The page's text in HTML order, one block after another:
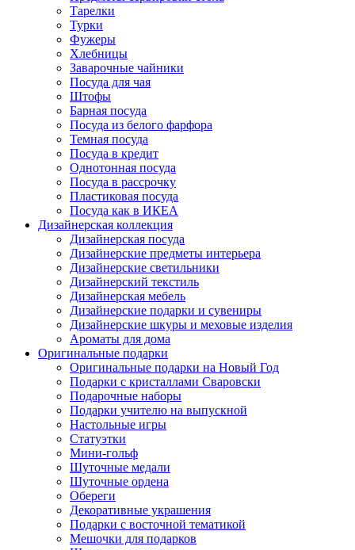
Тарелки
Турки
Фужеры
Хлебницы
Заварочные чайники
Посуда для чая
Штофы
Барная посуда
Посуда из белого фарфора
Темная посуда
Посуда в кредит
Однотонная посуда
Посуда в рассрочку
Пластиковая посуда
Посуда как в ИКЕА
Дизайнерская коллекция
Дизайнерская посуда
Дизайнерские предметы интерьера
Дизайнерские светильники
Дизайнерский текстиль
Дизайнерская мебель
Дизайнерские подарки и сувениры
Дизайнерские шкуры и меховые изделия
Ароматы для дома
Оригинальные подарки
Оригинальные подарки на Новый Год
Подарки с кристаллами Сваровски
Подарочные наборы
Подарки учителю на выпускной
Настольные игры
Статуэтки
Мини-гольф
Шуточные медали
Шуточные ордена
Обереги
Декоративные украшения
Подарки с восточной тематикой
Мешочки для подарков